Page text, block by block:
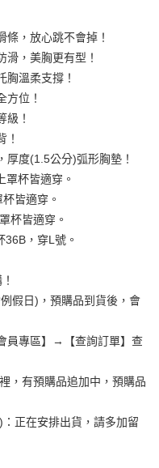
化商業銀行
北富邦商業銀行
豐國際商業銀行
商業銀行
泰商業銀行
東國際商業銀行
商業銀行
展（台灣）商業銀行
國信託商業銀行
化商業銀行
北富邦商業銀行
豐國際商業銀行
商業銀行
商業銀行
東國際商業銀行
商業銀行
展（台灣）商業銀行
國信託商業銀行
的支付方式。 讓您購物簡單
值。
帳。
將跳轉至「AFTEE先享後付」
。
中的連結，可透過四大超商／
為交易完成。
但若您需要取消訂單，請聯絡
視為有效，需透過AFTEE先享
，放心跳不會掉！
滑，美胸更有型！
胸溫柔支撐！
方位！
級！
！
厚度(1.5公分)弧形胸墊！
罩杯皆適穿。
皆適穿。
杯皆適穿。
，穿L號。
假日)，預購品到貨後，會
員專區】→【查詢訂單】查
，有預購品追加中，預購品
正在安排出貨，請多加留